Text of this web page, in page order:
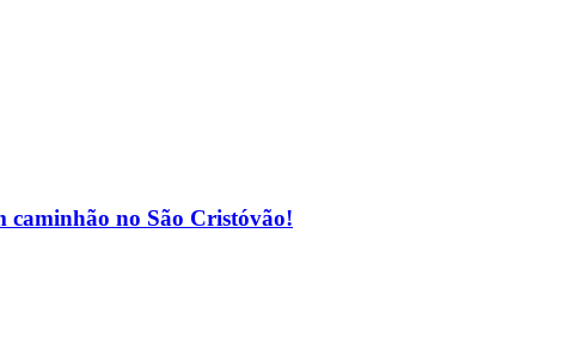
caminhão no São Cristóvão!